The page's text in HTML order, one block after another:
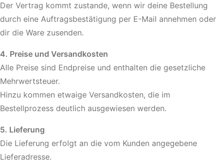
Der Vertrag kommt zustande, wenn wir deine Bestellung
durch eine Auftragsbestätigung per E-Mail annehmen oder
dir die Ware zusenden.
4. Preise und Versandkosten
Alle Preise sind Endpreise und enthalten die gesetzliche
Mehrwertsteuer.
Hinzu kommen etwaige Versandkosten, die im
Bestellprozess deutlich ausgewiesen werden.
5. Lieferung
Die Lieferung erfolgt an die vom Kunden angegebene
Lieferadresse.